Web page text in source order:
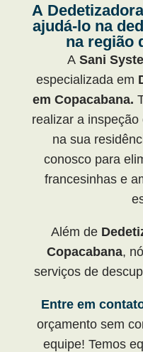
A
ajudá-lo na
na região
ASani
especializada em
em Copacabana.
realizar a
na sua
conosco para
francesinhas e
Além de
Copacabana,
serviços de
Entre em
orçamento sem
equipe! Temos